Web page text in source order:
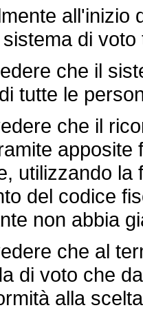
all'inizio
di voto
che il
tutte le
che il
apposite
utilizzando
del codice
non abbia
che al
di voto che
alla